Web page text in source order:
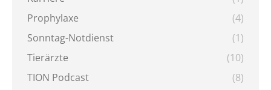
Prophylaxe
(4)
Sonntag-Notdienst
(1)
Tierärzte
(10)
TION Podcast
(8)